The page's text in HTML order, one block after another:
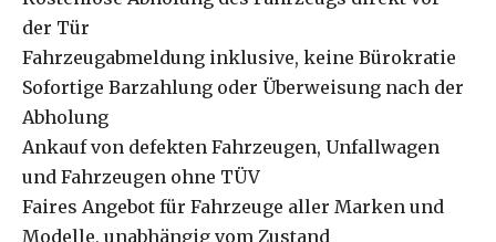
der Tür
Fahrzeugabmeldung inklusive, keine Bürokratie
Sofortige Barzahlung oder Überweisung nach der
Abholung
Ankauf von defekten Fahrzeugen, Unfallwagen
und Fahrzeugen ohne TÜV
Faires Angebot für Fahrzeuge aller Marken und
Modelle, unabhängig vom Zustand